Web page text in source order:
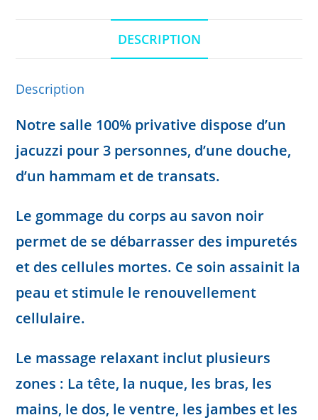
DESCRIPTION
Description
Notre salle 100% privative dispose d’un
jacuzzi pour 3 personnes, d’une douche,
d’un hammam et de transats.
Le gommage du corps au savon noir
permet de se débarrasser des impuretés
et des cellules mortes. Ce soin assainit la
peau et stimule le renouvellement
cellulaire.
Le massage relaxant inclut plusieurs
zones : La tête, la nuque, les bras, les
mains, le dos, le ventre, les jambes et les